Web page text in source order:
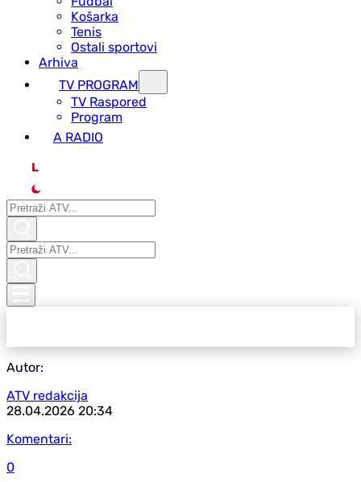
Košarka
Tenis
Ostali sportovi
Arhiva
TV PROGRAM
ТV Raspored
Program
A RADIO
L
Autor:
ATV redakcija
28.04.2026 20:34
Komentari:
0